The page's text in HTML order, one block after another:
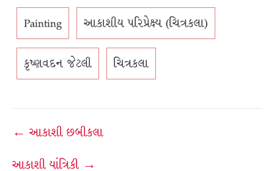
Painting આકાશીય પરિપ્રેક્ષ્ય (ચિત્રકલા)
કૃષ્ણવદન જેટલી ચિત્રકલા
Post
navigation
← આકાશી છબીકલા
આકાશી યાંત્રિકી →